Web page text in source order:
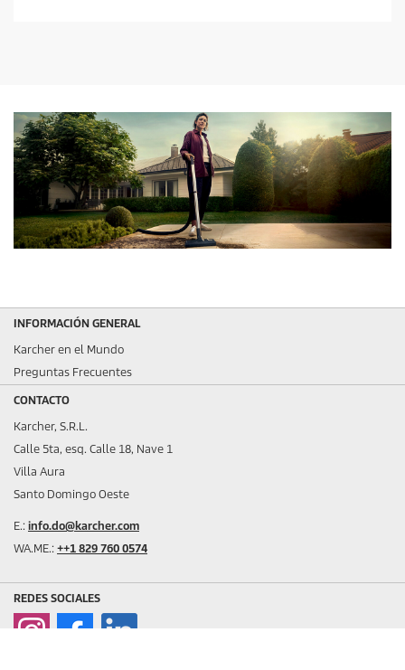
INFORMACIÓN GENERAL
Karcher en el Mundo
Preguntas Frecuentes
CONTACTO
Karcher, S.R.L.
Calle 5ta, esq. Calle 18, Nave 1
Villa Aura
Santo Domingo Oeste
E.: info.do@karcher.com
WA.ME.: ++1 829 760 0574
REDES SOCIALES